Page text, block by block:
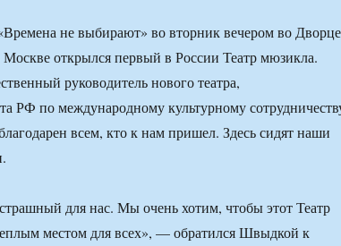
не выбирают» во вторник вечером во Дворце
открылся первый в России Театр мюзикла.
руководитель нового театра,
РФ по международному культурному
всем, кто к нам пришел. Здесь сидят наши
для нас. Мы очень хотим, чтобы этот Театр
местом для всех», — обратился Швыдкой к